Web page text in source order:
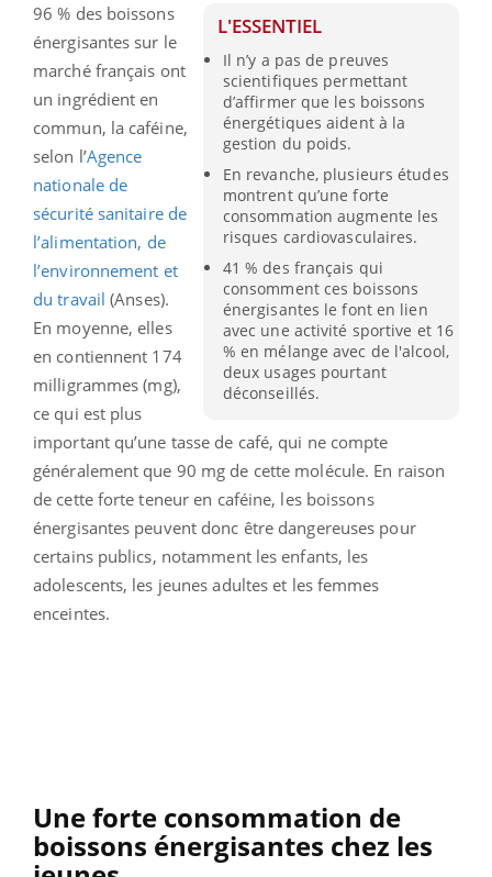
L'ESSENTIEL
Il n’y a pas de preuves
scientifiques permettant
d’affirmer que les boissons
énergétiques aident à la
gestion du poids.
En revanche, plusieurs études
montrent qu’une forte
consommation augmente les
risques cardiovasculaires.
41 % des français qui
consomment ces boissons
énergisantes le font en lien
avec une activité sportive et 16
% en mélange avec de l'alcool,
deux usages pourtant
déconseillés.
96 % des boissons
énergisantes sur le
marché français ont
un ingrédient en
commun, la caféine,
selon l’Agence
nationale de
sécurité sanitaire de
l’alimentation, de
l’environnement et
du travail (Anses).
En moyenne, elles
en contiennent 174
milligrammes (mg),
ce qui est plus
important qu’une tasse de café, qui ne compte
généralement que 90 mg de cette molécule. En raison
de cette forte teneur en caféine, les boissons
énergisantes peuvent donc être dangereuses pour
certains publics, notamment les enfants, les
adolescents, les jeunes adultes et les femmes
enceintes.
Une forte consommation de
boissons énergisantes chez les